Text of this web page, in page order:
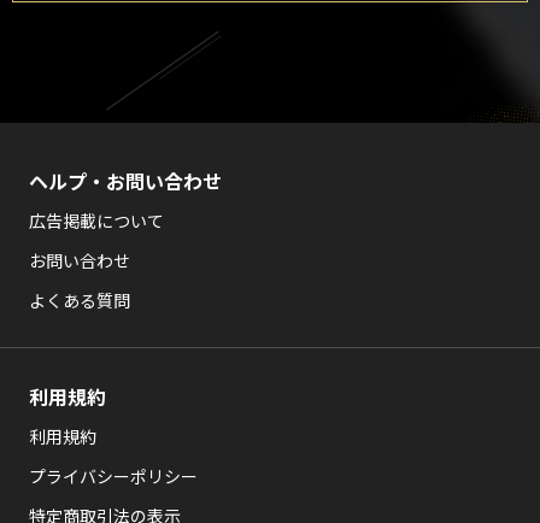
ヘルプ・お問い合わせ
広告掲載について
お問い合わせ
よくある質問
利用規約
利用規約
プライバシーポリシー
特定商取引法の表示